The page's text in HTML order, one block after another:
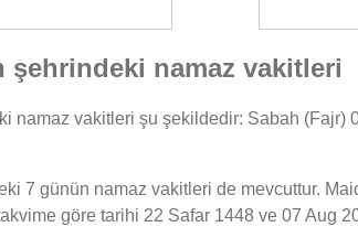
namaz vakitleri
namaz vakitleri şu şekildedir: Sabah (Fajr)
7 günün namaz vakitleri de mevcuttur.
göre tarihi 22 Safar 1448 ve 07 Aug